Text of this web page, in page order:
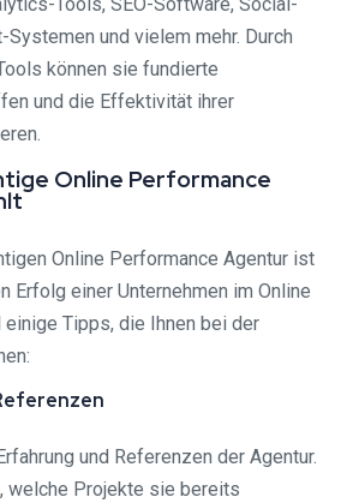
und vielem mehr. Durch
können sie fundierte
und die Effektivität ihrer
Online Performance
Online Performance Agentur ist
Erfolg einer Unternehmen im Online
Tipps, die Ihnen bei der
und Referenzen der Agentur.
welche Projekte sie bereits